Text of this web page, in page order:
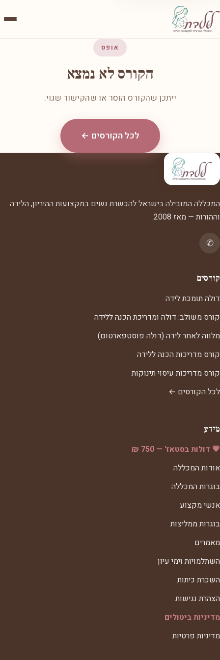
אופס
הקורס לא נמצא
ייתכן שהקורס הוסר או שהקישור שגוי.
לכל הקורסים ←
המכללה המובילה בישראל להכשרת נשים במקצועות ההיריון, הלידה
וההורות — מאז 2008.
✆
קורסים
דולה תומכת לידה
קורס משולב: דולה ומדריכת הכנה ללידה
מלווה לאחר לידה (דולה פוסטפארטום)
קורס מדריכות הכנה ללידה
קורס מדריכות עיסוי תינוקות
לכל הקורסים ←
מידע
💗 דולות בסטאז' — 750 ₪
אודות המכללה
בוגרות המכללה
אנשי מקצוע
בוגרות ממליצות
מאמרים
השתלמויות וימי עיון
השכרת כיתות
הצהרת נגישות
מדיניות ביטולים
מדיניות פרטיות